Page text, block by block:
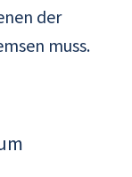
der
muss.